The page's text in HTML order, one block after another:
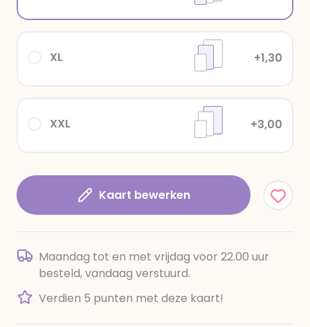
XXL +3,00
XL +1,30
Kaart bewerken
Maandag tot en met vrijdag voor 22.00 uur
besteld, vandaag verstuurd.
Verdien 5 punten met deze kaart!